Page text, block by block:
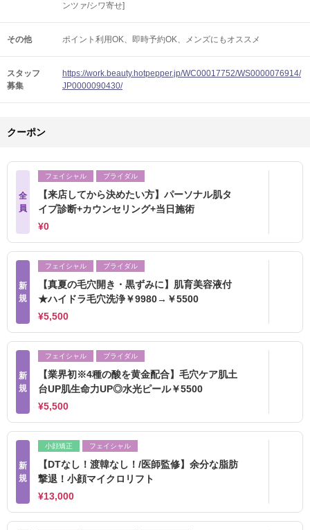
ンツァ/シワ寄せ]
その他 ポイント利用OK 即時予約OK メンズにもオススメ
スタッフ
募集
https://work.beauty.hotpepper.jp/WC00017752/WS0000076914/
JP0000090430/
クーポン
全
員
フェイシャル ブライダル
【来店してから決めたい方】パーソナル肌タ
イプ診断+カウンセリング+当日施術
¥0
新
規
フェイシャル ブライダル
【真夏の毛穴開き・黒ずみに】肌育美容液付
★ハイドラ毛穴洗浄￥9980→￥5500
¥5,500
新
規
フェイシャル ブライダル
【業界初※4種の酸を黄金配合】毛穴ケア肌土
台UP肌生命力UP◎水光ピール￥5500
¥5,500
新
規
小顔矯正 フェイシャル
【DTなし！渡韓なし！/医師監修】余分な脂肪
撃退！小顔マイクロリフト
¥13,000